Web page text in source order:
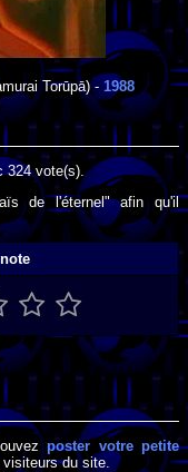
Torūpā) - 1988
324vote(s).
de l'éternel" afin qu'il
poster votre petite
du site.